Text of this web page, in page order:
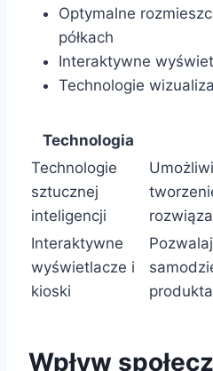
Optymalne
półkach
Interaktywne
Technologie
Technologia
Technologie
sztucznej
inteligencji
Interaktywne
wyświetlacze i
kioski
Wpływ